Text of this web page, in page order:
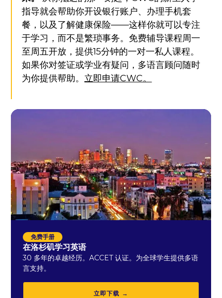
指导就会帮助你开设银行账户、办理手机套
餐，以及了解健康保险——这样你就可以专注
于学习，而不是繁琐事务。免费辅导课程周一
至周五开放，提供15分钟的一对一私人课程。
如果你对签证或学业有疑问，多语言顾问随时
为你提供帮助。 立即申请CWC。
免费手册
在洛杉矶学习英语
30 多年的卓越经历。ACCET 认证。为全球学生提供多语
言支持。
立即下载 →